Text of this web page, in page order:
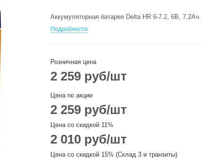
Аккумуляторная батарея Delta HR 6-7.2, 6В, 7,2Ач.
Подробности
Розничная цена
2 259 руб/шт
Цена по акции
2 259 руб/шт
Цена со скидкой 11%
2 010 руб/шт
Цена со скидкой 15% (Склад 3 и транзиты)